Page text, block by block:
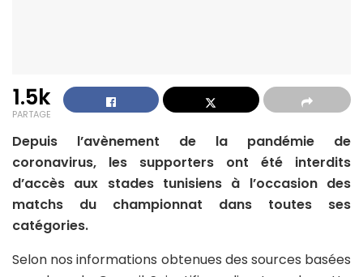
1.5k
PARTAGE
Depuis l’avènement de la pandémie de
coronavirus, les supporters ont été interdits
d’accès aux stades tunisiens à l’occasion des
matchs du championnat dans toutes ses
catégories.
Selon nos informations obtenues des sources basées